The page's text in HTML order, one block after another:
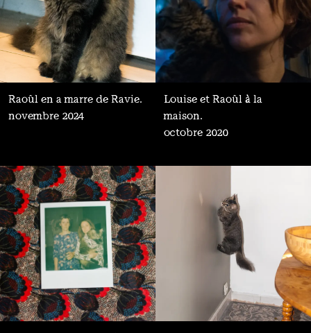
Raoûl en a marre de Ravie.
novembre 2024
Louise et Raoûl à la
maison.
octobre 2020